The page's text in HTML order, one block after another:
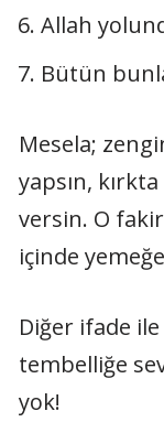
Allah
Bütün
Mesela;
yapsın,
versin. O fakir
içinde
Diğer ifade
tembelliğe
yok!